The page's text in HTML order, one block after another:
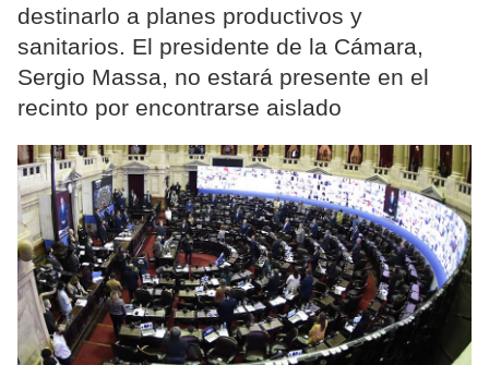
destinarlo a planes productivos y
sanitarios. El presidente de la Cámara,
Sergio Massa, no estará presente en el
recinto por encontrarse aislado